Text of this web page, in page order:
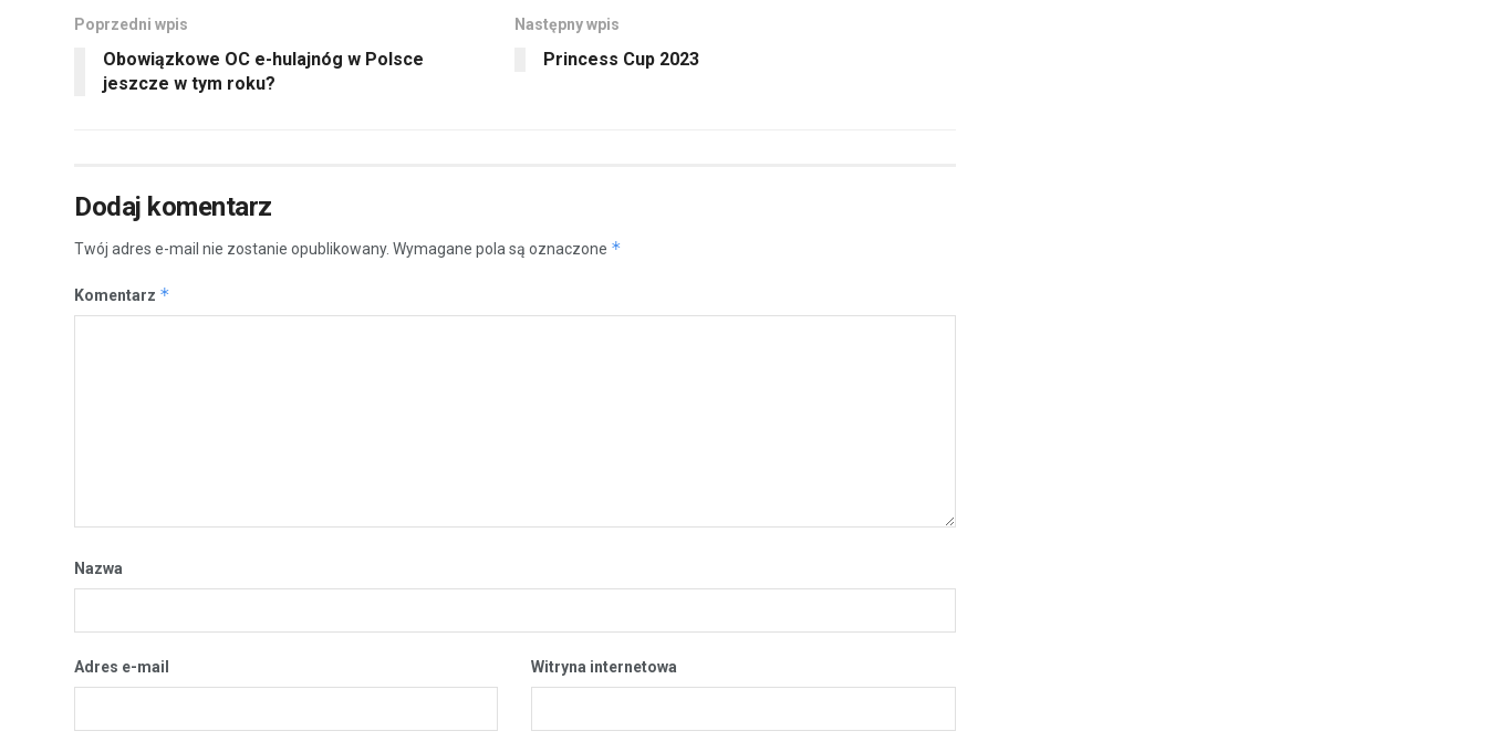
Poprzedni wpis
Obowiązkowe OC e-hulajnóg w Polsce
jeszcze w tym roku?
Następny wpis
Princess Cup 2023
Dodaj komentarz
Twój adres e-mail nie zostanie opublikowany. Wymagane pola są oznaczone *
Komentarz *
Nazwa
Adres e-mail Witryna internetowa